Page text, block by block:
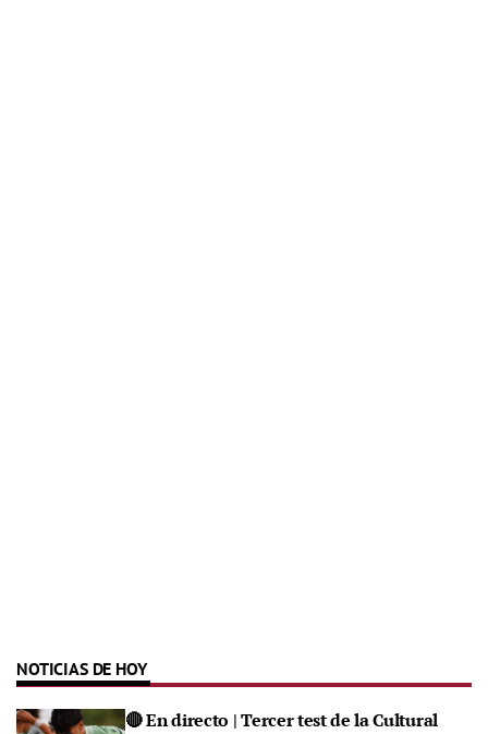
NOTICIAS DE HOY
🔴 En directo | Tercer test de la Cultural